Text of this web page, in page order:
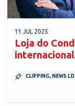
11 JUL 2025
Loja do
CLIPPING, NEWS